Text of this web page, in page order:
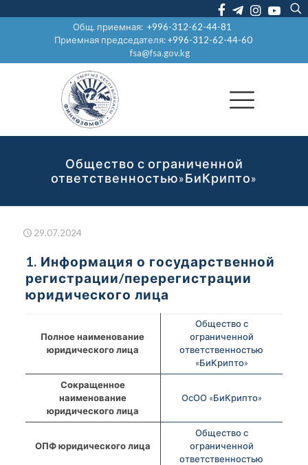
Общ. приемная:+996-312-62-44-81
Приемная председателя:+996-312-62-44-60
fsa@fsa.gov.kg
Общество с ограниченной
ответственностью»БиКрипто»
29.07.2024
1. Информация о государственной
регистрации/перерегистрации
юридического лица
Полное наименование
юридического лица
Общество с
ограниченной
ответственностью
«БиКрипто»
Сокращенное
наименование
юридического лица
ОсОО «БиКрипто»
ОПФ юридического лица
Общество с
ограниченной
ответственностью